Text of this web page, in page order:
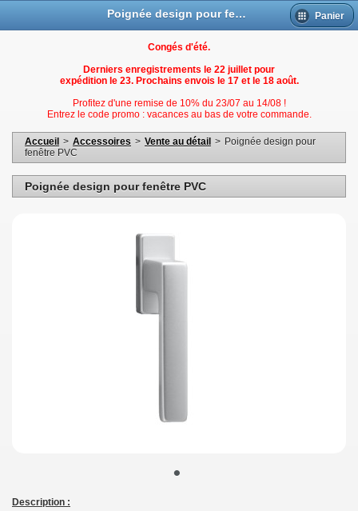
Poignée design pour fenetres PVC Panier
Congés d'été.
Derniers enregistrements le 22 juillet pour
expédition le 23. Prochains envois le 17 et le 18 août.
Profitez d'une remise de 10% du 23/07 au 14/08 !
Entrez le code promo : vacances au bas de votre commande.
Accueil > Accessoires > Vente au détail > Poignée design pour
fenêtre PVC
Poignée design pour fenêtre PVC
•
Description :